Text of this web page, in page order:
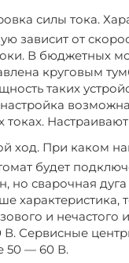
силы тока.
зависит от
В бюджетных
круговым
таких
токах. Настраивают
ход. При каком
будет
но сварочная дуга
характеристика,
и нечастого
Сервисные
50 — 60 В.